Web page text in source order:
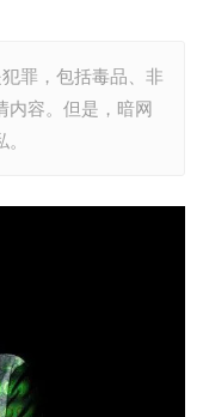
罪，包括毒品、非
内容。但是，暗网